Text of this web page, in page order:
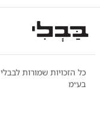
כל הזכויות שמורות לבבלי
בע״מ